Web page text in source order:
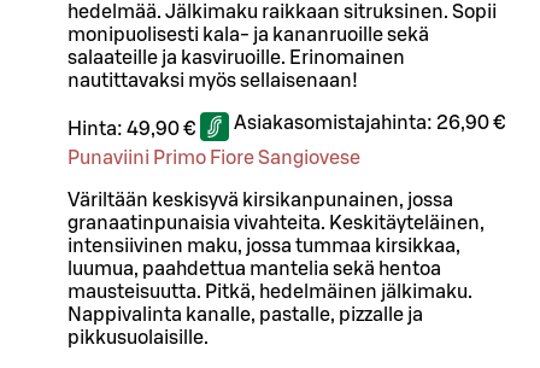
hedelmää. Jälkimaku raikkaan sitruksinen. Sopii
monipuolisesti kala- ja kananruoille sekä
salaateille ja kasviruoille. Erinomainen
nautittavaksi myös sellaisenaan!
Hinta: 49,90 € Asiakasomistajahinta: 26,90 €
Punaviini Primo Fiore Sangiovese
Väriltään keskisyvä kirsikanpunainen, jossa
granaatinpunaisia vivahteita. Keskitäyteläinen,
intensiivinen maku, jossa tummaa kirsikkaa,
luumua, paahdettua mantelia sekä hentoa
mausteisuutta. Pitkä, hedelmäinen jälkimaku.
Nappivalinta kanalle, pastalle, pizzalle ja
pikkusuolaisille.